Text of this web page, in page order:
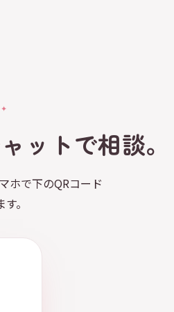
ットで相談。
ホで下のQRコード
。